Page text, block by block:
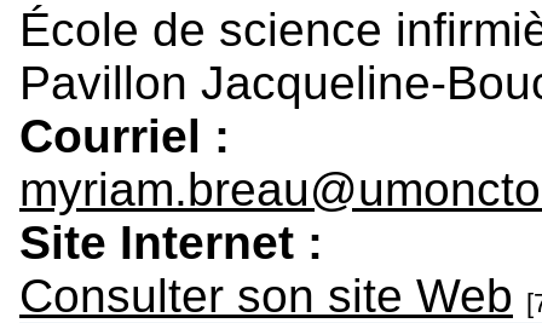
École de science
Pavillon Jacqueline-
Courriel :
Site Internet :
Consulter son site Web